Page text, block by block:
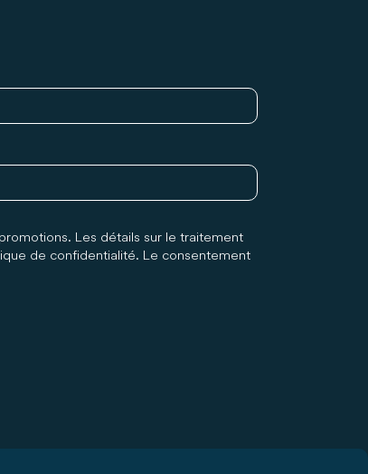
Les détails sur le traitement
de confidentialité. Le consentement